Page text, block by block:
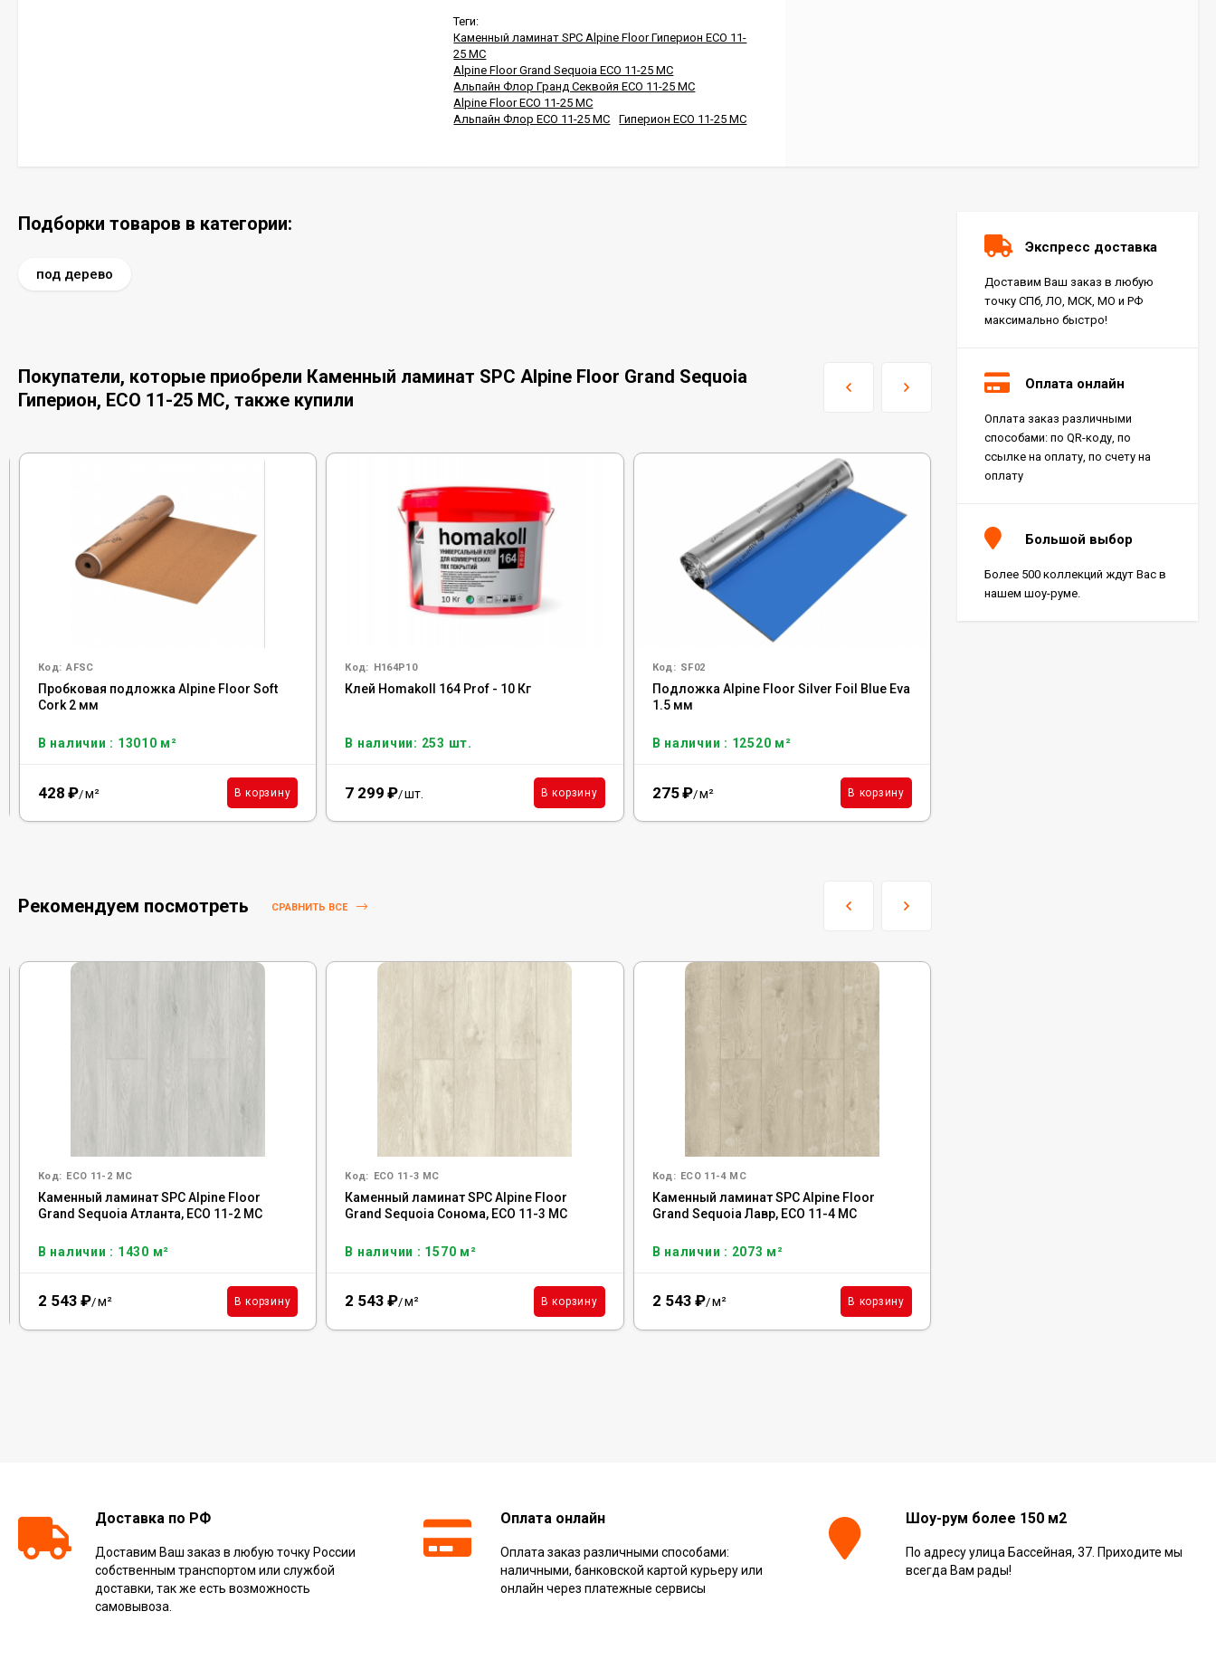
Теги:
Каменный ламинат SPC Alpine Floor Гиперион ECO 11-
25 MC
Alpine Floor Grand Sequoia ECO 11-25 MC
Альпайн Флор Гранд Секвойя ECO 11-25 MC
Alpine Floor ECO 11-25 MC
Альпайн Флор ECO 11-25 MC
Гиперион ECO 11-25 MC
Подборки товаров в категории:
под дерево
Покупатели, которые приобрели Каменный ламинат SPC Alpine Floor Grand Sequoia
Гиперион, ECO 11-25 MC, также купили
Код: AFSC
Пробковая подложка Alpine Floor Soft
Cork 2 мм
В наличии : 13010 м²
428 ₽/м² В корзину
Код: H164P10
Клей Homakoll 164 Prof - 10 Кг
В наличии: 253 шт.
7 299 ₽/шт. В корзину
Код: SF02
Подложка Alpine Floor Silver Foil Blue Eva
1.5 мм
В наличии : 12520 м²
275₽/м² В корзину
Рекомендуем посмотреть СРАВНИТЬ ВСЕ
Код: ECO 11-2 MC
Каменный ламинат SPC Alpine Floor
Grand Sequoia Атланта, ECO 11-2 MC
В наличии : 1430 м²
2 543 ₽/м² В корзину
Код: ECO 11-3 MC
Каменный ламинат SPC Alpine Floor
Grand Sequoia Сонома, ECO 11-3 MC
В наличии : 1570 м²
2 543 ₽/м² В корзину
Код: ECO 11-4 MC
Каменный ламинат SPC Alpine Floor
Grand Sequoia Лавр, ECO 11-4 MC
В наличии : 2073 м²
2 543 ₽/м² В корзину
Экспресс доставка
Доставим Ваш заказ в любую
точку СПб, ЛО, МСК, МО и РФ
максимально быстро!
Оплата онлайн
Оплата заказ различными
способами: по QR-коду, по
ссылке на оплату, по счету на
оплату
Большой выбор
Более 500 коллекций ждут Вас в
нашем шоу-руме.
Доставка по РФ
Доставим Ваш заказ в любую точку России
собственным транспортом или службой
доставки, так же есть возможность
самовывоза.
Оплата онлайн
Оплата заказ различными способами:
наличными, банковской картой курьеру или
онлайн через платежные сервисы
Шоу-рум более 150 м2
По адресу улица Бассейная, 37. Приходите мы
всегда Вам рады!